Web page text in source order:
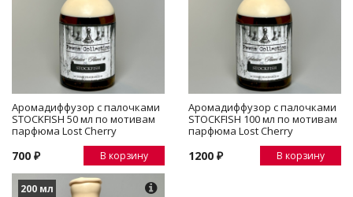
Аромадиффузор с палочками
STOCKFISH 50 мл по мотивам
парфюма Lost Cherry
700 ₽ В корзину
Аромадиффузор с палочками
STOCKFISH 100 мл по мотивам
парфюма Lost Cherry
1200 ₽ В корзину
200 мл